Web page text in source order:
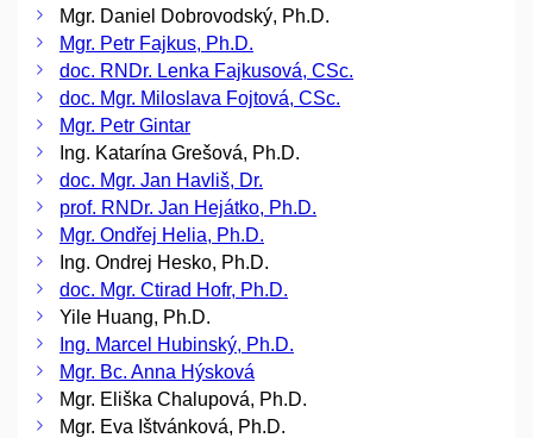
Mgr. Daniel Dobrovodský, Ph.D.
Mgr. Petr Fajkus, Ph.D.
doc. RNDr. Lenka Fajkusová, CSc.
doc. Mgr. Miloslava Fojtová, CSc.
Mgr. Petr Gintar
Ing. Katarína Grešová, Ph.D.
doc. Mgr. Jan Havliš, Dr.
prof. RNDr. Jan Hejátko, Ph.D.
Mgr. Ondřej Helia, Ph.D.
Ing. Ondrej Hesko, Ph.D.
doc. Mgr. Ctirad Hofr, Ph.D.
Yile Huang, Ph.D.
Ing. Marcel Hubinský, Ph.D.
Mgr. Bc. Anna Hýsková
Mgr. Eliška Chalupová, Ph.D.
Mgr. Eva Ištvánková, Ph.D.